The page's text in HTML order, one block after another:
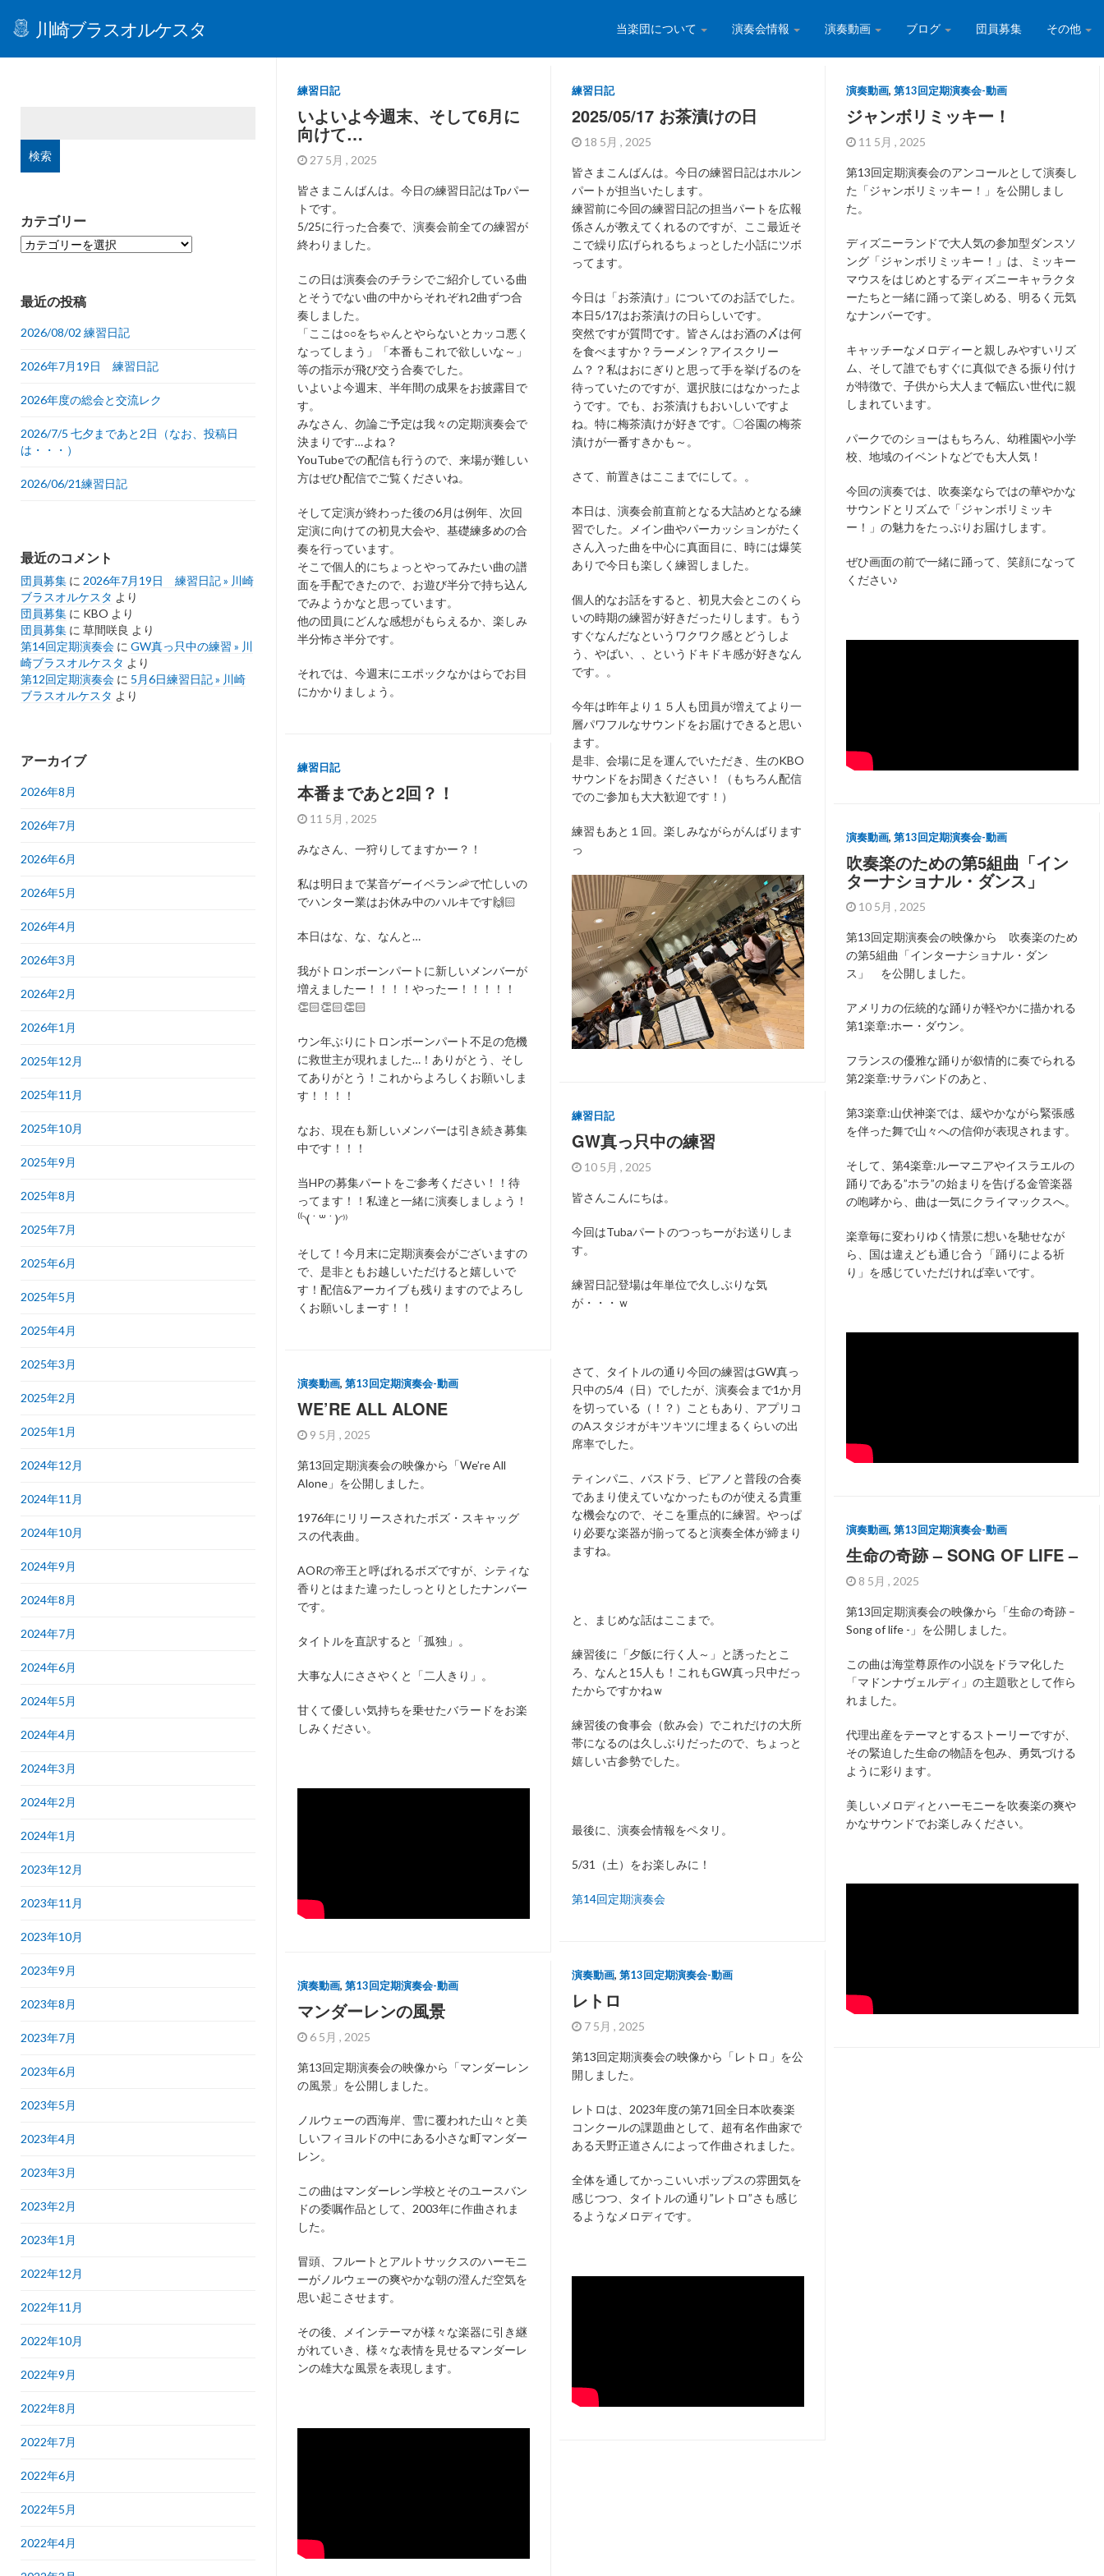
川崎ブラスオルケスタ 当楽団について 演奏会情報 演奏動画 ブログ 団員募集 その他
練習日記
いよいよ今週末、そして6月に
向けて…
27 5月 , 2025
皆さまこんばんは。今日の練習日記はTpパー
トです。
5/25に行った合奏で、演奏会前全ての練習が
終わりました。
この日は演奏会のチラシでご紹介している曲
とそうでない曲の中からそれぞれ2曲ずつ合
奏しました。
「ここは○○をちゃんとやらないとカッコ悪く
なってしまう」「本番もこれで欲しいな～」
等の指示が飛び交う合奏でした。
いよいよ今週末、半年間の成果をお披露目で
す。
みなさん、勿論ご予定は我々の定期演奏会で
決まりです…よね？
YouTubeでの配信も行うので、来場が難しい
方はぜひ配信でご覧くださいね。
そして定演が終わった後の6月は例年、次回
定演に向けての初見大会や、基礎練多めの合
奏を行っています。
そこで個人的にちょっとやってみたい曲の譜
面を手配できたので、お遊び半分で持ち込ん
でみようかなと思っています。
他の団員にどんな感想がもらえるか、楽しみ
半分怖さ半分です。
それでは、今週末にエポックなかはらでお目
にかかりましょう。
練習日記
2025/05/17 お茶漬けの日
18 5月 , 2025
皆さまこんばんは。今日の練習日記はホルン
パートが担当いたします。
練習前に今回の練習日記の担当パートを広報
係さんが教えてくれるのですが、ここ最近そ
こで繰り広げられるちょっとした小話にツボ
ってます。
今日は「お茶漬け」についてのお話でした。
本日5/17はお茶漬けの日らしいです。
突然ですが質問です。皆さんはお酒の〆は何
を食べますか？ラーメン？アイスクリー
ム？？私はおにぎりと思って手を挙げるのを
待っていたのですが、選択肢にはなかったよ
うです。でも、お茶漬けもおいしいですよ
ね。特に梅茶漬けが好きです。〇谷園の梅茶
漬けが一番すきかも～。
さて、前置きはここまでにして。。
本日は、演奏会前直前となる大詰めとなる練
習でした。メイン曲やパーカッションがたく
さん入った曲を中心に真面目に、時には爆笑
ありで今日も楽しく練習しました。
個人的なお話をすると、初見大会とこのくら
いの時期の練習が好きだったりします。もう
すぐなんだなというワクワク感とどうしよ
う、やばい、、というドキドキ感が好きなん
です。。
今年は昨年より１５人も団員が増えてより一
層パワフルなサウンドをお届けできると思い
ます。
是非、会場に足を運んでいただき、生のKBO
サウンドをお聞きください！（もちろん配信
でのご参加も大大歓迎です！）
練習もあと１回。楽しみながらがんばります
っ
演奏動画, 第13回定期演奏会-動画
ジャンボリミッキー！
11 5月 , 2025
第13回定期演奏会のアンコールとして演奏し
た「ジャンボリミッキー！」を公開しまし
た。
ディズニーランドで大人気の参加型ダンスソ
ング「ジャンボリミッキー！」は、ミッキー
マウスをはじめとするディズニーキャラクタ
ーたちと一緒に踊って楽しめる、明るく元気
なナンバーです。
キャッチーなメロディーと親しみやすいリズ
ム、そして誰でもすぐに真似できる振り付け
が特徴で、子供から大人まで幅広い世代に親
しまれています。
パークでのショーはもちろん、幼稚園や小学
校、地域のイベントなどでも大人気！
今回の演奏では、吹奏楽ならではの華やかな
サウンドとリズムで「ジャンボリミッキ
ー！」の魅力をたっぷりお届けします。
ぜひ画面の前で一緒に踊って、笑顔になって
ください♪
練習日記
本番まであと2回？！
11 5月 , 2025
みなさん、一狩りしてますかー？！
私は明日まで某音ゲーイベラン🦐で忙しいの
でハンター業はお休み中のハルキです🙌🏻
本日はな、な、なんと…
我がトロンボーンパートに新しいメンバーが
増えましたー！！！！やったー！！！！！
👏🏻👏🏻👏🏻
ウン年ぶりにトロンボーンパート不足の危機
に救世主が現れました…！ありがとう、そし
てありがとう！これからよろしくお願いしま
す！！！！
なお、現在も新しいメンバーは引き続き募集
中です！！！
当HPの募集パートをご参考ください！！待
ってます！！私達と一緒に演奏しましょう！
⁽⁽◝( ˙ ꒳ ˙ )◜⁾⁾
そして！今月末に定期演奏会がございますの
で、是非ともお越しいただけると嬉しいで
す！ 配信&アーカイブも残りますのでよろし
くお願いしまーす！！
演奏動画, 第13回定期演奏会-動画
吹奏楽のための第5組曲「イン
ターナショナル・ダンス」
10 5月 , 2025
第13回定期演奏会の映像から 吹奏楽のため
の第5組曲「インターナショナル・ダン
ス」 を公開しました。
アメリカの伝統的な踊りが軽やかに描かれる
第1楽章:ホー・ダウン。
フランスの優雅な踊りが叙情的に奏でられる
第2楽章:サラバンドのあと、
第3楽章:山伏神楽では、緩やかながら緊張感
を伴った舞で山々への信仰が表現されます。
そして、第4楽章:ルーマニアやイスラエルの
踊りである”ホラ”の始まりを告げる金管楽器
の咆哮から、曲は一気にクライマックスへ。
楽章毎に変わりゆく情景に想いを馳せなが
ら、国は違えども通じ合う「踊りによる祈
り」を感じていただければ幸いです。
練習日記
GW真っ只中の練習
10 5月 , 2025
皆さんこんにちは。
今回はTubaパートのつっちーがお送りしま
す。
練習日記登場は年単位で久しぶりな気
が・・・ｗ
さて、タイトルの通り今回の練習はGW真っ
只中の5/4（日）でしたが、演奏会まで1か月
を切っている（！？）こともあり、アプリコ
のAスタジオがキツキツに埋まるくらいの出
席率でした。
ティンパニ、バスドラ、ピアノと普段の合奏
であまり使えていなかったものが使える貴重
な機会なので、そこを重点的に練習。やっぱ
り必要な楽器が揃ってると演奏全体が締まり
ますね。
と、まじめな話はここまで。
練習後に「夕飯に行く人～」と誘ったとこ
ろ、なんと15人も！これもGW真っ只中だっ
たからですかねｗ
練習後の食事会（飲み会）でこれだけの大所
帯になるのは久しぶりだったので、ちょっと
嬉しい古参勢でした。
最後に、演奏会情報をペタリ。
5/31（土）をお楽しみに！
第14回定期演奏会
演奏動画, 第13回定期演奏会-動画
WE’RE ALL ALONE
9 5月 , 2025
第13回定期演奏会の映像から「We’re All
Alone」を公開しました。
1976年にリリースされたボズ・スキャッグ
スの代表曲。
AORの帝王と呼ばれるボズですが、シティな
香りとはまた違ったしっとりとしたナンバー
です。
タイトルを直訳すると「孤独」。
大事な人にささやくと「二人きり」。
甘くて優しい気持ちを乗せたバラードをお楽
しみください。
演奏動画, 第13回定期演奏会-動画
生命の奇跡 – SONG OF LIFE –
8 5月 , 2025
第13回定期演奏会の映像から「生命の奇跡 –
Song of life -」を公開しました。
この曲は海堂尊原作の小説をドラマ化した
「マドンナヴェルディ」の主題歌として作ら
れました。
代理出産をテーマとするストーリーですが、
その緊迫した生命の物語を包み、勇気づける
ように彩ります。
美しいメロディとハーモニーを吹奏楽の爽や
かなサウンドでお楽しみください。
演奏動画, 第13回定期演奏会-動画
レトロ
7 5月 , 2025
第13回定期演奏会の映像から「レトロ」を公
開しました。
レトロは、2023年度の第71回全日本吹奏楽
コンクールの課題曲として、超有名作曲家で
ある天野正道さんによって作曲されました。
全体を通してかっこいいポップスの雰囲気を
感じつつ、タイトルの通り”レトロ”さも感じ
るようなメロディです。
演奏動画, 第13回定期演奏会-動画
マンダーレンの風景
6 5月 , 2025
第13回定期演奏会の映像から「マンダーレン
の風景」を公開しました。
ノルウェーの西海岸、雪に覆われた山々と美
しいフィヨルドの中にある小さな町マンダー
レン。
この曲はマンダーレン学校とそのユースバン
ドの委嘱作品として、2003年に作曲されま
した。
冒頭、フルートとアルトサックスのハーモニ
ーがノルウェーの爽やかな朝の澄んだ空気を
思い起こさせます。
その後、メインテーマが様々な楽器に引き継
がれていき、様々な表情を見せるマンダーレ
ンの雄大な風景を表現します。
カテゴリー
カ
リ
ー
最近の投稿
2026/08/02 練習日記
2026年7月19日 練習日記
2026年度の総会と交流レク
2026/7/5 七夕まであと2日（なお、投稿日
は・・・）
2026/06/21練習日記
最近のコメント
団員募集 に 2026年7月19日 練習日記 » 川崎
ブラスオルケスタ より
団員募集 に KBO より
団員募集 に 草間咲良 より
第14回定期演奏会 に GW真っ只中の練習 » 川
崎ブラスオルケスタ より
第12回定期演奏会 に 5月6日練習日記 » 川崎
ブラスオルケスタ より
アーカイブ
2026年8月
2026年7月
2026年6月
2026年5月
2026年4月
2026年3月
2026年2月
2026年1月
2025年12月
2025年11月
2025年10月
2025年9月
2025年8月
2025年7月
2025年6月
2025年5月
2025年4月
2025年3月
2025年2月
2025年1月
2024年12月
2024年11月
2024年10月
2024年9月
2024年8月
2024年7月
2024年6月
2024年5月
2024年4月
2024年3月
2024年2月
2024年1月
2023年12月
2023年11月
2023年10月
2023年9月
2023年8月
2023年7月
2023年6月
2023年5月
2023年4月
2023年3月
2023年2月
2023年1月
2022年12月
2022年11月
2022年10月
2022年9月
2022年8月
2022年7月
2022年6月
2022年5月
2022年4月